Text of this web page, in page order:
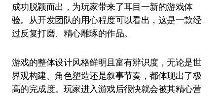
成功脱颖而出，为玩家带来了耳目一新的游戏体
验。从开发团队的用心程度可以看出，这是一款经
过反复打磨、精心雕琢的作品。
游戏的整体设计风格鲜明且富有辨识度，无论是世
界观构建、角色塑造还是叙事节奏，都体现出了极
高的完成度。玩家进入游戏后很快就会被其精心营